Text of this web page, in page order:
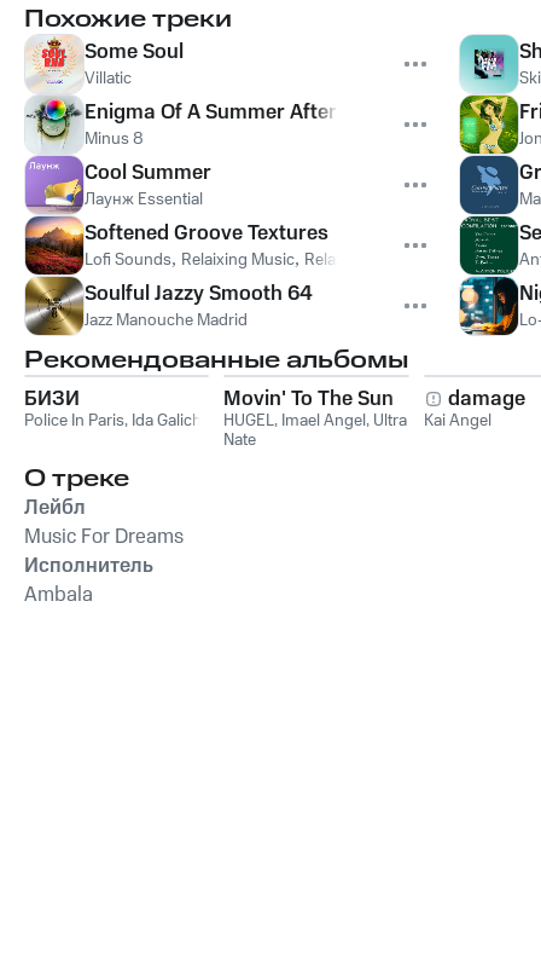
Похожие треки
Some Soul
Villatic
Enigma Of A Summer Afternoon
Minus 8
Cool Summer
Лаунж Essential
Softened Groove Textures
Lofi Sounds, Relaixing Music, Relaxing Music For Drawing
Soulful Jazzy Smooth 64
Jazz Manouche Madrid
Рекомендованные альбомы
БИЗИ
Police In Paris, Ida Galich
Movin' To The Sun
HUGEL, Imael Angel, Ultra
Nate
damage
Kai Angel
О треке
Лейбл
Music For Dreams
Исполнитель
Ambala